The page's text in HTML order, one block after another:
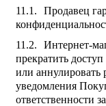
Продавец
Интернет-
прекратить
или аннулировать
уведомления
ответственности